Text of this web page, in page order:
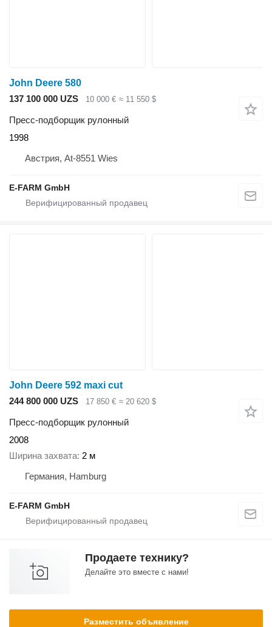
John Deere 580
137 100 000 UZS
10 000 € ≈ 11 550 $
Пресс-подборщик рулонный
1998
Австрия, At-8551 Wies
E-FARM GmbH
John Deere 592 maxi cut
244 800 000 UZS
17 850 € ≈ 20 620 $
Пресс-подборщик рулонный
2008
Ширина захвата 2 м
Германия, Hamburg
E-FARM GmbH
Продаете технику?
Делайте это вместе с нами!
Разместить объявление